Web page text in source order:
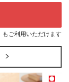
もご利用いただけます